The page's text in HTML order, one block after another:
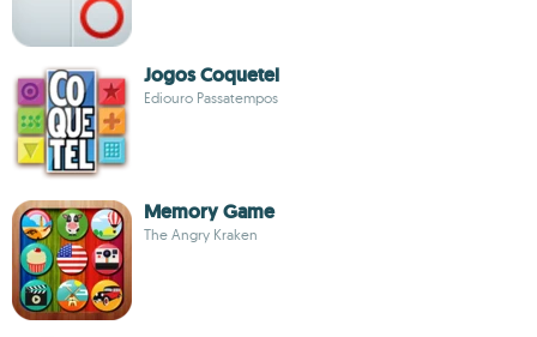
Jogos Coquetel
Ediouro Passatempos
Memory Game
The Angry Kraken